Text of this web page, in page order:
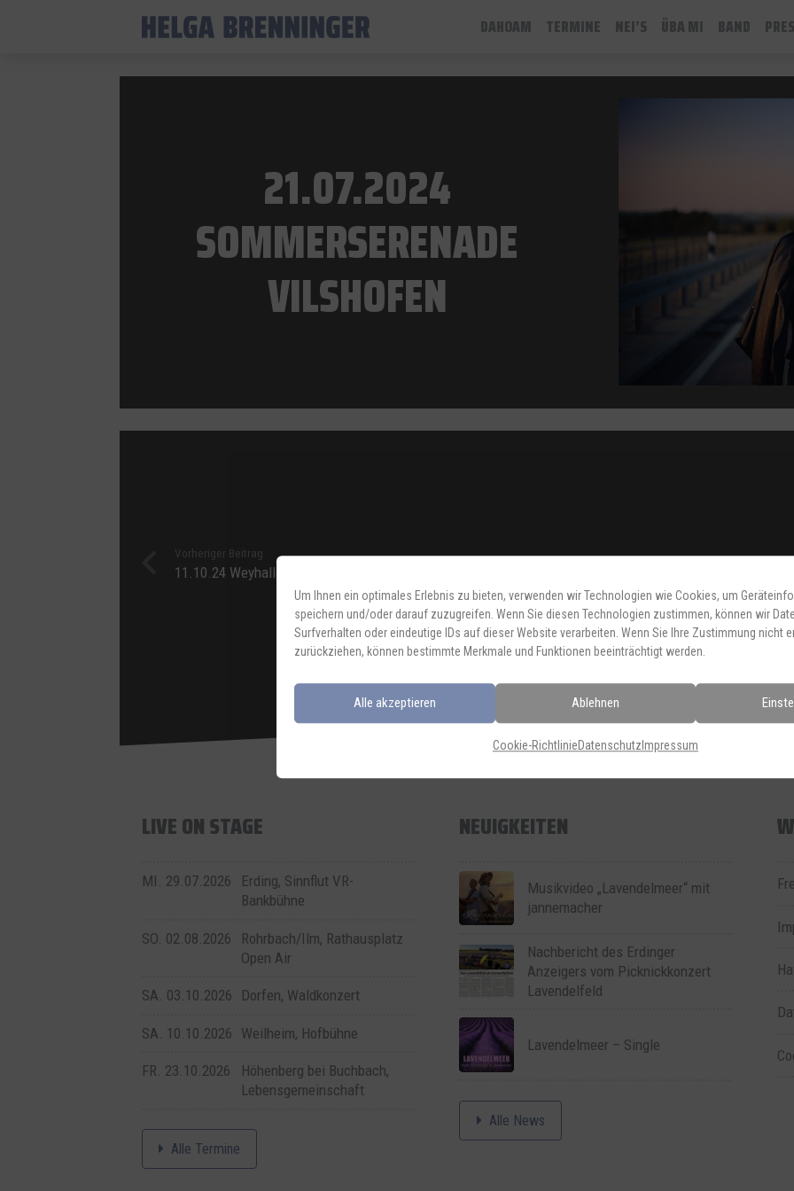
Um Ihnen ein optimales Erlebnis zu bieten, verwenden wir Technologien wie Cookies, um
speichern und/oder darauf zuzugreifen. Wenn Sie diesen Technologien zustimmen, können wir
Surfverhalten oder eindeutige IDs auf dieser Website verarbeiten. Wenn Sie Ihre Zustimmung nicht
zurückziehen, können bestimmte Merkmale und Funktionen beeinträchtigt werden.
Alle akzeptieren Ablehnen
Cookie-RichtlinieDatenschutz Impressum
DAHOAM TERMINE NEI’S ÜBA MI BAND
21.07.2024
SOMMERSERENADE
VILSHOFEN
Vorheriger Beitrag
11.10.24 Weyhalla Weyarn
Zurück zur
Übersicht
LIVE ON STAGE
MI. 29.07.2026
Erding, Sinnflut VR-
Bankbühne
SO. 02.08.2026
Rohrbach/Ilm, Rathausplatz
Open Air
SA. 03.10.2026 Dorfen, Waldkonzert
SA. 10.10.2026 Weilheim, Hofbühne
FR. 23.10.2026
Höhenberg bei Buchbach,
Lebensgemeinschaft
Alle Termine
NEUIGKEITEN
Musikvideo „Lavendelmeer“ mit
jannemacher
Nachbericht des Erdinger
Anzeigers vom Picknickkonzert
Lavendelfeld
Lavendelmeer – Single
Alle News